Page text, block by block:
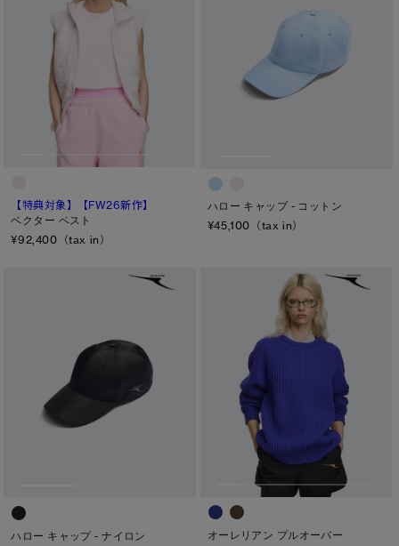
【特典対象】
【FW26新作】
ベクター ベスト
¥92,400（tax in）
ハロー キャップ - コットン
¥45,100（tax in）
ハロー キャップ - ナイロン
オーレリアン プルオーバー